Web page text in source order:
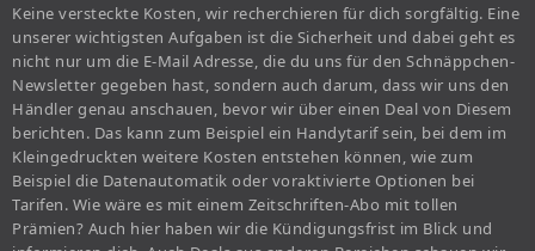
Keine versteckte Kosten, wir recherchieren für dich sorgfältig. Eine
unserer wichtigsten Aufgaben ist die Sicherheit und dabei geht es
nicht nur um die E-Mail Adresse, die du uns für den Schnäppchen-
Newsletter gegeben hast, sondern auch darum, dass wir uns den
Händler genau anschauen, bevor wir über einen Deal von Diesem
berichten. Das kann zum Beispiel ein Handytarif sein, bei dem im
Kleingedruckten weitere Kosten entstehen können, wie zum
Beispiel die Datenautomatik oder voraktivierte Optionen bei
Tarifen. Wie wäre es mit einem Zeitschriften-Abo mit tollen
Prämien? Auch hier haben wir die Kündigungsfrist im Blick und